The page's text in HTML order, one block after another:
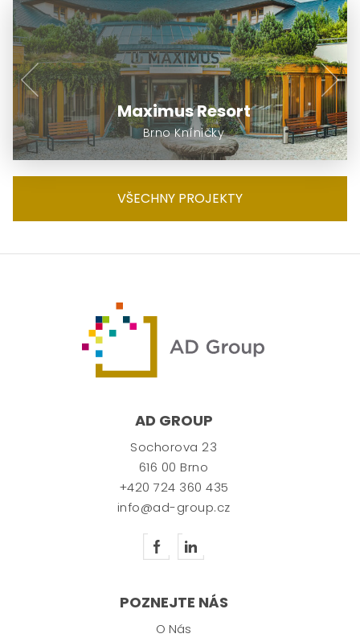
Maximus Resort
Brno Kníničky
VŠECHNY PROJEKTY
AD GROUP
Sochorova 23
616 00 Brno
+420 724 360 435
info@ad-group.cz
POZNEJTE NÁS
O Nás